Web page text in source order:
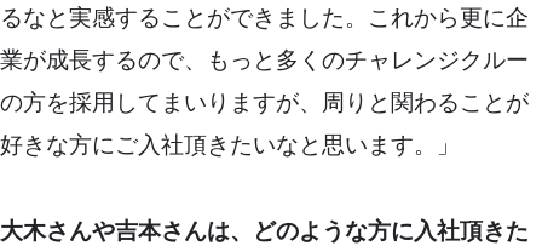
るなと実感することができました。これから更に企
業が成長するので、もっと多くのチャレンジクルー
の方を採用してまいりますが、周りと関わることが
好きな方にご入社頂きたいなと思います。」
大木さんや吉本さんは、どのような方に入社頂きた